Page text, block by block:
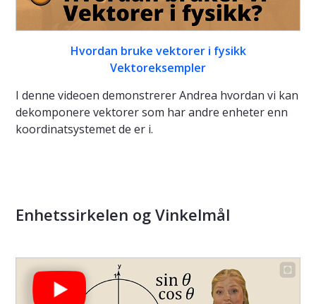
Hvordan bruke vektorer i fysikk
Vektoreksempler
I denne videoen demonstrerer Andrea hvordan vi kan
dekomponere vektorer som har andre enheter enn
koordinatsystemet de er i.
Enhetssirkelen og Vinkelmål